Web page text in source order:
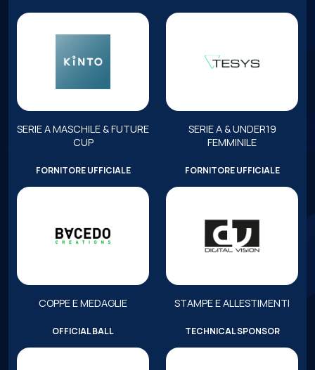
SERIE A MASCHILE & FUTURE
CUP
SERIE A & UNDER19
FEMMINILE
FORNITORE UFFICIALE
COPPE E MEDAGLIE
FORNITORE UFFICIALE
STAMPE E ALLESTIMENTI
OFFICIAL BALL TECHNICAL SPONSOR